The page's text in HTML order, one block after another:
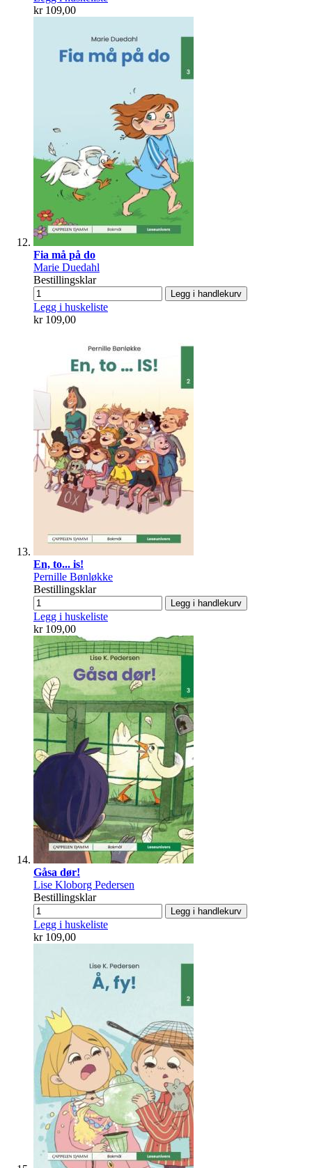
kr 109,00
Fia må på do
Marie Duedahl
Bestillingsklar
Legg i handlekurv
Legg i huskeliste
kr 109,00
En, to... is!
Pernille Bønløkke
Bestillingsklar
Legg i handlekurv
Legg i huskeliste
kr 109,00
Gåsa dør!
Lise Kloborg Pedersen
Bestillingsklar
Legg i handlekurv
Legg i huskeliste
kr 109,00